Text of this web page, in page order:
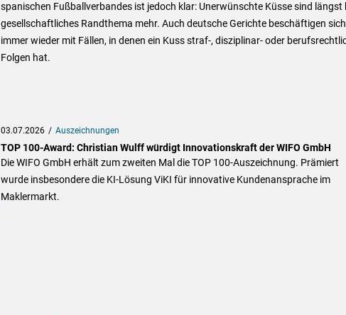
spanischen Fußballverbandes ist jedoch klar: Unerwünschte Küsse sind längst
gesellschaftliches Randthema mehr. Auch deutsche Gerichte beschäftigen sich
immer wieder mit Fällen, in denen ein Kuss straf-, disziplinar- oder
Folgen hat.
03.07.2026 Auszeichnungen
TOP 100-Award: Christian Wulff würdigt Innovationskraft der WIFO GmbH
Die WIFO GmbH erhält zum zweiten Mal die TOP 100-Auszeichnung. Prämiert
wurde insbesondere die KI-Lösung ViKI für innovative Kundenansprache im
Maklermarkt.